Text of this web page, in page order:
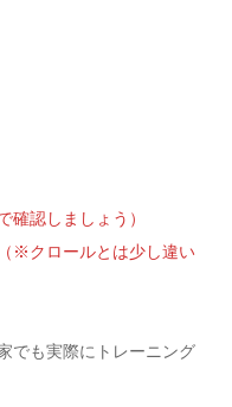
確認しましょう）
※クロールとは少し違い
でも実際にトレーニング